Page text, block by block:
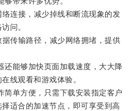
连接，减少掉线和断流现象的发
问。
传输路径，减少网络拥堵，提供
能够加快页面加载速度，大大降
线观看和游戏体验。
单方便，只需下载安装指定客户
适合的加速节点，即可享受到高